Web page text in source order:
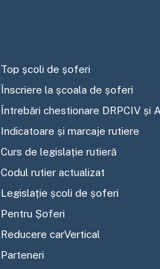
Top școli de șoferi
Înscriere la școala de șoferi
Întrebări chestionare DRPCIV și
Indicatoare și marcaje rutiere
Curs de legislație rutieră
Codul rutier actualizat
Legislație școli de șoferi
Pentru Șoferi
Reducere carVertical
Parteneri